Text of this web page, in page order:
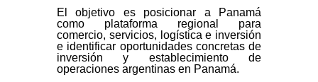
El objetivo es posicionar a Panamá
como plataforma regional para
comercio, servicios, logística e inversión
e identificar oportunidades concretas de
inversión y establecimiento de
operaciones argentinas en Panamá.